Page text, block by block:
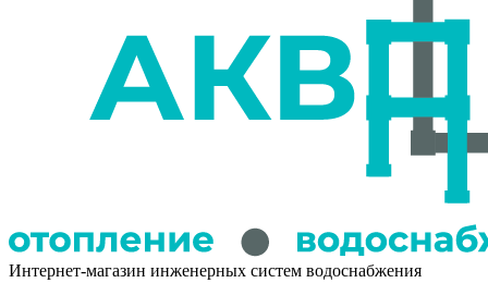
Интернет-магазин инженерных систем водоснабжения